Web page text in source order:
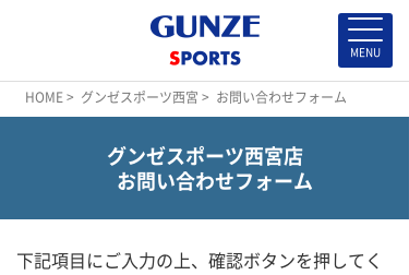
HOME> グンゼスポーツ西宮 > お問い合わせフォーム
グンゼスポーツ西宮店
お問い合わせフォーム
下記項目にご入力の上、確認ボタンを押してく